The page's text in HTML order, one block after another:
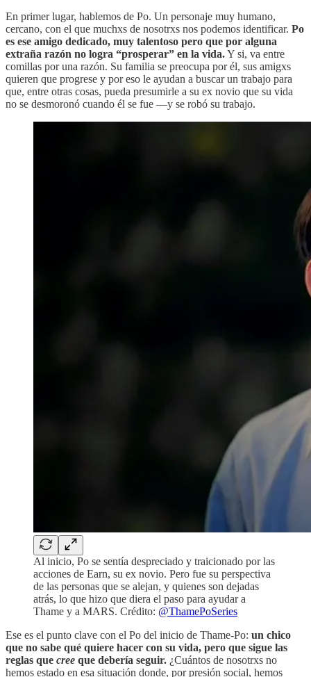
En primer lugar, hablemos de Po. Un personaje muy humano,
cercano, con el que muchxs de nosotrxs nos podemos identificar. Po
es ese amigo dedicado, muy talentoso pero que por alguna
extraña razón no logra “prosperar” en la vida.Y si, va entre
comillas por una razón. Su familia se preocupa por él, sus amigxs
quieren que progrese y por eso le ayudan a buscar un trabajo para
que, entre otras cosas, pueda presumirle a su ex novio que su vida
no se desmoronó cuando él se fue —y se robó su trabajo.
Al inicio, Po se sentía despreciado y traicionado por las
acciones de Earn, su ex novio. Pero fue su perspectiva
de las personas que se alejan, y quienes son dejadas
atrás, lo que hizo que diera el paso para ayudar a
Thame y a MARS. Crédito: @ThamePoSeries
Ese es el punto clave con el Po del inicio de Thame-Po: un chico
que no sabe qué quiere hacer con su vida, pero que sigue las
reglas que cree que debería seguir. ¿Cuántos de nosotrxs no
hemos estado en esa situación donde, por presión social, hemos